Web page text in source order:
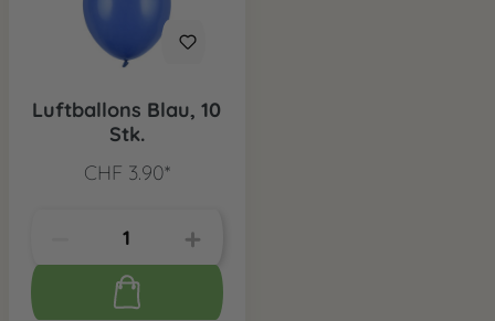
Luftballons Blau, 10
Stk.
CHF 3.90*